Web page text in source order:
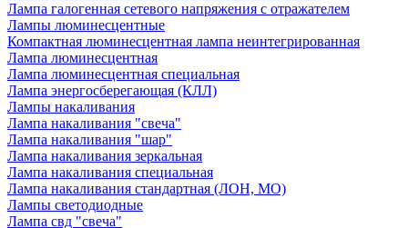
Лампа галогенная сетевого напряжения с отражателем
Лампы люминесцентные
Компактная люминесцентная лампа неинтегрированная
Лампа люминесцентная
Лампа люминесцентная специальная
Лампа энергосберегающая (КЛЛ)
Лампы накаливания
Лампа накаливания "свеча"
Лампа накаливания "шар"
Лампа накаливания зеркальная
Лампа накаливания специальная
Лампа накаливания стандартная (ЛОН, МО)
Лампы светодиодные
Лампа свд "свеча"